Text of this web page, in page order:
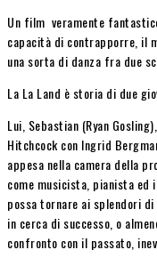
Un film veramente
capacità di contrapporre, il
una sorta di danza fra due
La La Land è storia di due
Lui, Sebastian (Ryan
Hitchcock con Ingrid
appesa nella camera della
come musicista, pianista ed
possa tornare ai splendori di
in cerca di successo, o
confronto con il passato,